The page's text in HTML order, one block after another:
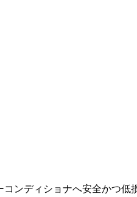
ンディショナへ安全かつ低